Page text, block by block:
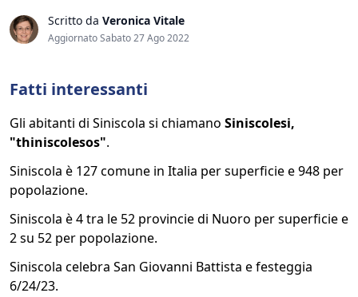
Scritto da Veronica Vitale
Aggiornato Sabato 27 Ago 2022
Fatti interessanti
Gli abitanti di Siniscola si chiamano Siniscolesi,
"thiniscolesos".
Siniscola è 127 comune in Italia per superficie e 948 per
popolazione.
Siniscola è 4 tra le 52 provincie di Nuoro per superficie e
2 su 52 per popolazione.
Siniscola celebra San Giovanni Battista e festeggia
6/24/23.